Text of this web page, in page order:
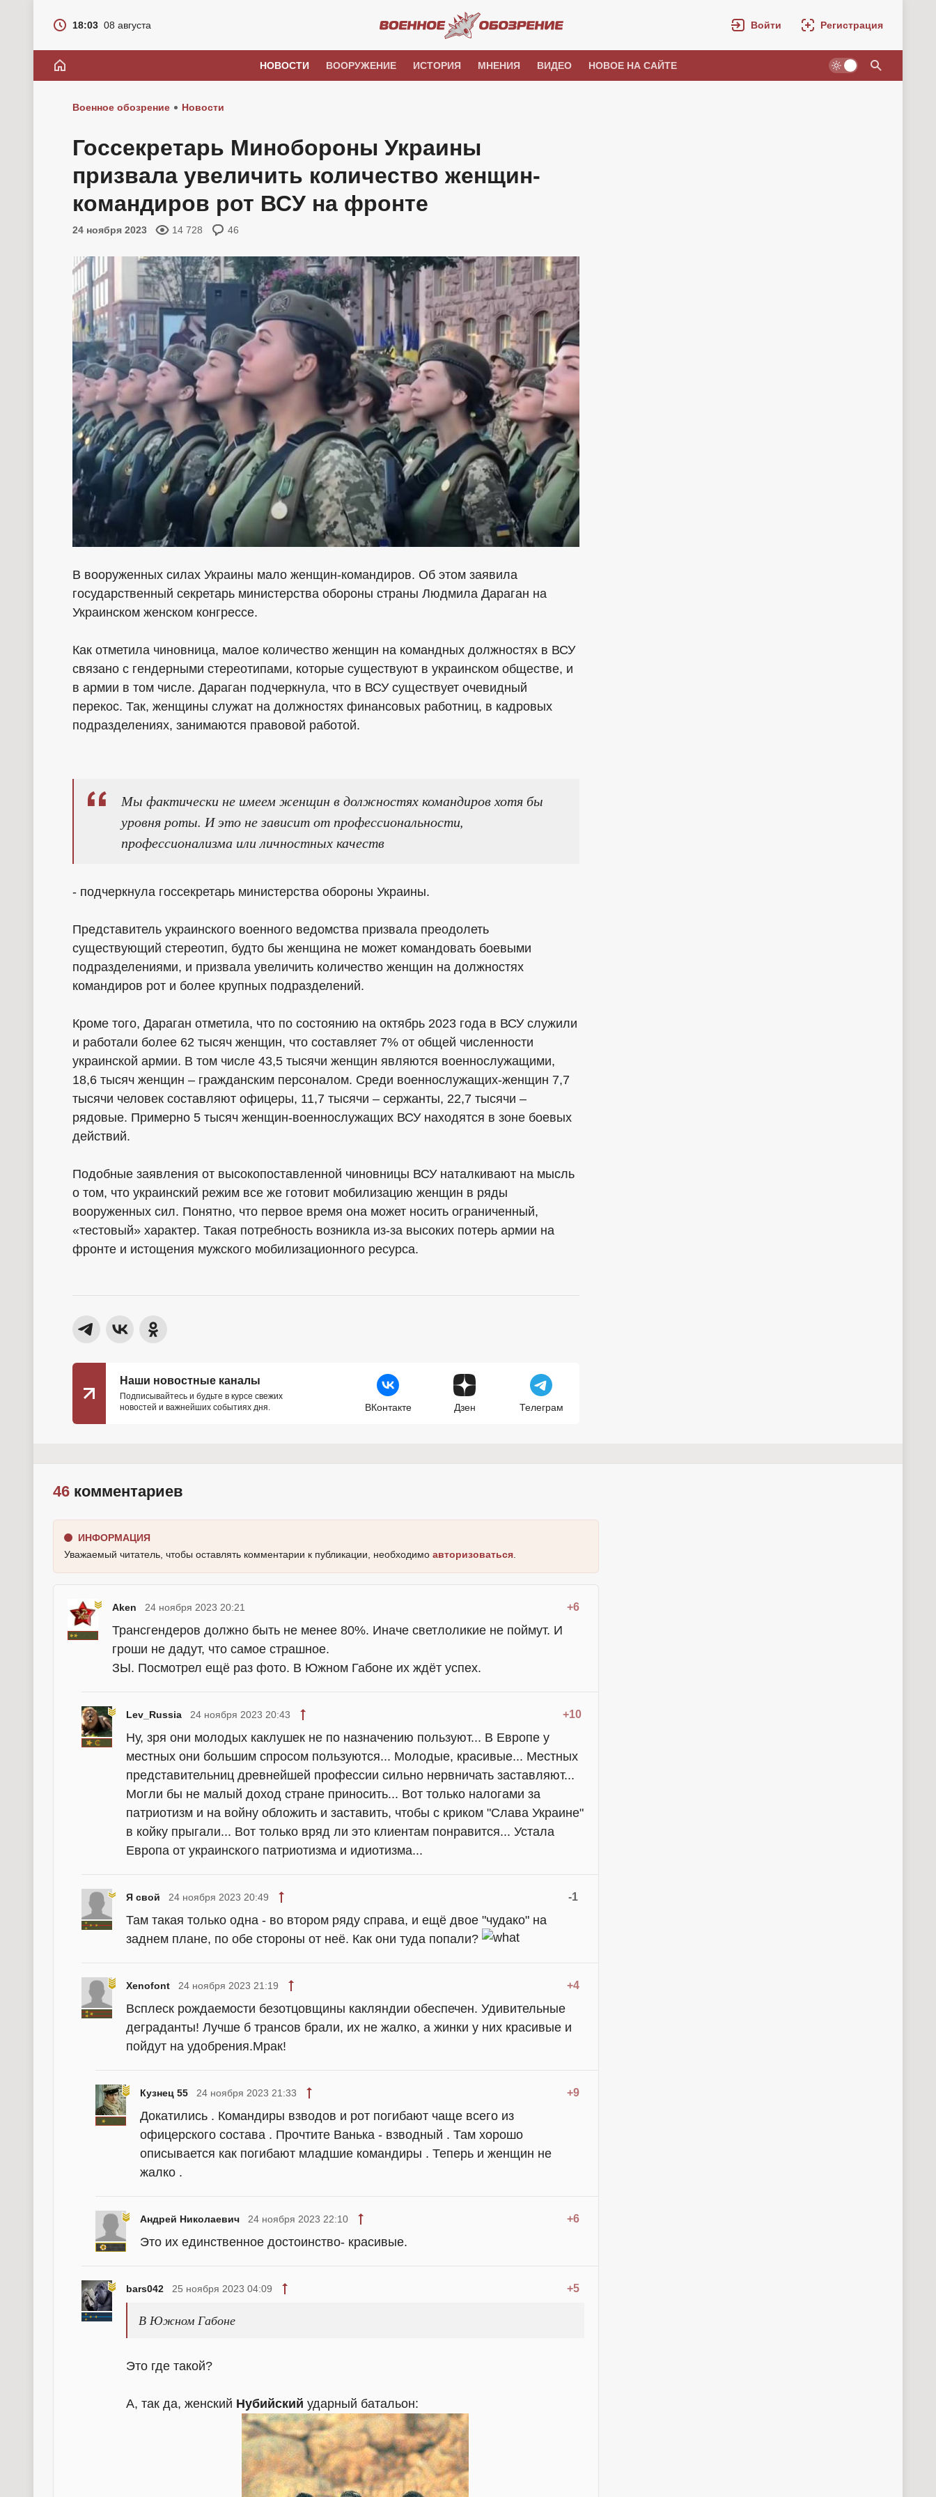
18:03 08 августа Войти Регистрация
НОВОСТИ ВООРУЖЕНИЕ ИСТОРИЯ МНЕНИЯ ВИДЕО НОВОЕ НА САЙТЕ
Военное обозрение Новости
Госсекретарь Минобороны Украины
призвала увеличить количество женщин-
командиров рот ВСУ на фронте
24 ноября 2023 14 728 46
В вооруженных силах Украины мало женщин-командиров. Об этом заявила
государственный секретарь министерства обороны страны Людмила Дараган на
Украинском женском конгрессе.
Как отметила чиновница, малое количество женщин на командных должностях в ВСУ
связано с гендерными стереотипами, которые существуют в украинском обществе, и
в армии в том числе. Дараган подчеркнула, что в ВСУ существует очевидный
перекос. Так, женщины служат на должностях финансовых работниц, в кадровых
подразделениях, занимаются правовой работой.
Мы фактически не имеем женщин в должностях командиров хотя бы
уровня роты. И это не зависит от профессиональности,
профессионализма или личностных качеств
- подчеркнула госсекретарь министерства обороны Украины.
Представитель украинского военного ведомства призвала преодолеть
существующий стереотип, будто бы женщина не может командовать боевыми
подразделениями, и призвала увеличить количество женщин на должностях
командиров рот и более крупных подразделений.
Кроме того, Дараган отметила, что по состоянию на октябрь 2023 года в ВСУ служили
и работали более 62 тысяч женщин, что составляет 7% от общей численности
украинской армии. В том числе 43,5 тысячи женщин являются военнослужащими,
18,6 тысяч женщин – гражданским персоналом. Среди военнослужащих-женщин 7,7
тысячи человек составляют офицеры, 11,7 тысячи – сержанты, 22,7 тысячи –
рядовые. Примерно 5 тысяч женщин-военнослужащих ВСУ находятся в зоне боевых
действий.
Подобные заявления от высокопоставленной чиновницы ВСУ наталкивают на мысль
о том, что украинский режим все же готовит мобилизацию женщин в ряды
вооруженных сил. Понятно, что первое время она может носить ограниченный,
«тестовый» характер. Такая потребность возникла из-за высоких потерь армии на
фронте и истощения мужского мобилизационного ресурса.
Наши новостные каналы
Подписывайтесь и будьте в курсе свежих
новостей и важнейших событиях дня.
ВКонтакте Дзен Телеграм
46 комментариев
ИНФОРМАЦИЯ
Уважаемый читатель, чтобы оставлять комментарии к публикации, необходимо авторизоваться
Aken +6
24 ноября 2023 20:21
Трансгендеров должно быть не менее 80%. Иначе светлоликие не поймут. И
гроши не дадут, что самое страшное.
ЗЫ. Посмотрел ещё раз фото. В Южном Габоне их ждёт успех.
Lev_Russia +10
24 ноября 2023 20:43
Ну, зря они молодых каклушек не по назначению пользуют... В Европе у
местных они большим спросом пользуются... Молодые, красивые... Местных
представительниц древнейшей профессии сильно нервничать заставляют...
Могли бы не малый доход стране приносить... Вот только налогами за
патриотизм и на войну обложить и заставить, чтобы с криком "Слава Украине"
в койку прыгали... Вот только вряд ли это клиентам понравится... Устала
Европа от украинского патриотизма и идиотизма...
Я свой -1
24 ноября 2023 20:49
Там такая только одна - во втором ряду справа, и ещё двое "чудако" на
заднем плане, по обе стороны от неё. Как они туда попали?
Xenofont +4
24 ноября 2023 21:19
Всплеск рождаемости безотцовщины какляндии обеспечен. Удивительные
деграданты! Лучше б трансов брали, их не жалко, а жинки у них красивые и
пойдут на удобрения.Мрак!
Кузнец 55 +9
24 ноября 2023 21:33
Докатились . Командиры взводов и рот погибают чаще всего из
офицерского состава . Прочтите Ванька - взводный . Там хорошо
описывается как погибают младшие командиры . Теперь и женщин не
жалко .
Андрей Николаевич +6
24 ноября 2023 22:10
Это их единственное достоинство- красивые.
bars042 +5
25 ноября 2023 04:09
В Южном Габоне
Это где такой?
А, так да, женский Нубийский ударный батальон: